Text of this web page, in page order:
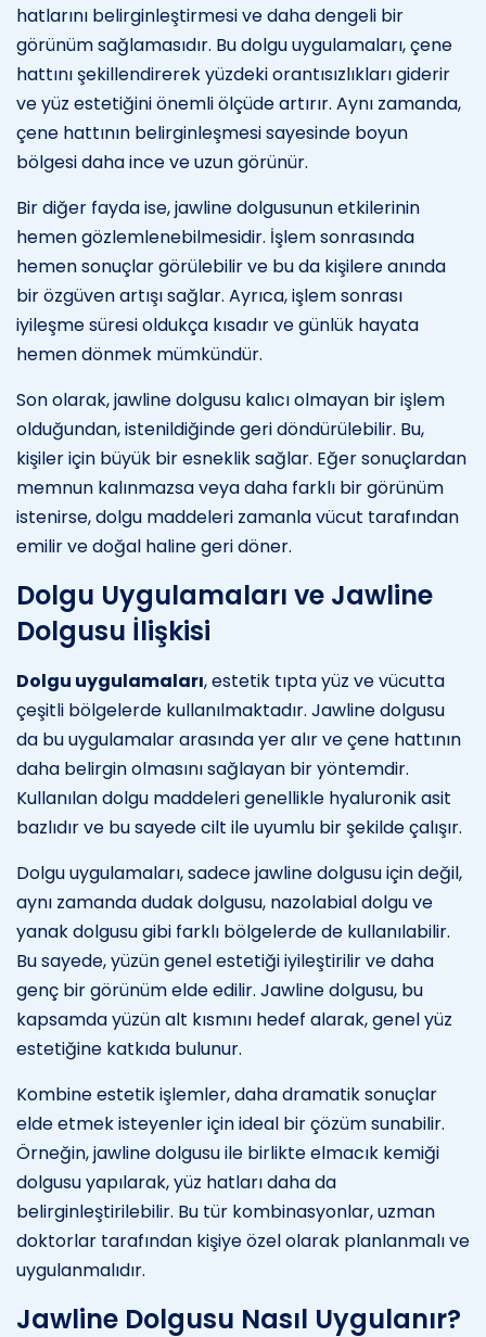
hatlarını belirginleştirmesi ve daha dengeli bir
görünüm sağlamasıdır. Bu dolgu uygulamaları, çene
hattını şekillendirerek yüzdeki orantısızlıkları giderir
ve yüz estetiğini önemli ölçüde artırır. Aynı zamanda,
çene hattının belirginleşmesi sayesinde boyun
bölgesi daha ince ve uzun görünür.
Bir diğer fayda ise, jawline dolgusunun etkilerinin
hemen gözlemlenebilmesidir. İşlem sonrasında
hemen sonuçlar görülebilir ve bu da kişilere anında
bir özgüven artışı sağlar. Ayrıca, işlem sonrası
iyileşme süresi oldukça kısadır ve günlük hayata
hemen dönmek mümkündür.
Son olarak, jawline dolgusu kalıcı olmayan bir işlem
olduğundan, istenildiğinde geri döndürülebilir. Bu,
kişiler için büyük bir esneklik sağlar. Eğer sonuçlardan
memnun kalınmazsa veya daha farklı bir görünüm
istenirse, dolgu maddeleri zamanla vücut tarafından
emilir ve doğal haline geri döner.
Dolgu Uygulamaları ve Jawline
Dolgusu İlişkisi
Dolgu uygulamaları, estetik tıpta yüz ve vücutta
çeşitli bölgelerde kullanılmaktadır. Jawline dolgusu
da bu uygulamalar arasında yer alır ve çene hattının
daha belirgin olmasını sağlayan bir yöntemdir.
Kullanılan dolgu maddeleri genellikle hyaluronik asit
bazlıdır ve bu sayede cilt ile uyumlu bir şekilde çalışır.
Dolgu uygulamaları, sadece jawline dolgusu için değil,
aynı zamanda dudak dolgusu, nazolabial dolgu ve
yanak dolgusu gibi farklı bölgelerde de kullanılabilir.
Bu sayede, yüzün genel estetiği iyileştirilir ve daha
genç bir görünüm elde edilir. Jawline dolgusu, bu
kapsamda yüzün alt kısmını hedef alarak, genel yüz
estetiğine katkıda bulunur.
Kombine estetik işlemler, daha dramatik sonuçlar
elde etmek isteyenler için ideal bir çözüm sunabilir.
Örneğin, jawline dolgusu ile birlikte elmacık kemiği
dolgusu yapılarak, yüz hatları daha da
belirginleştirilebilir. Bu tür kombinasyonlar, uzman
doktorlar tarafından kişiye özel olarak planlanmalı ve
uygulanmalıdır.
Jawline Dolgusu Nasıl Uygulanır?